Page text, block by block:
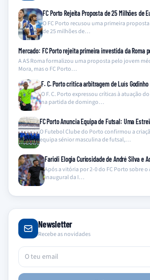
FC Porto Rejeita Proposta de 25 Milhões de
O FC Porto recusou uma primeira
de 25 milhões de…
Mercado: FC Porto rejeita primeira investida da Roma
A AS Roma formalizou uma proposta pelo jovem
Mora, mas o FC Porto…
F. C. Porto critica arbitragem de Luís
O F. C. Porto expressou críticas à atuação
na partida de domingo…
FC Porto Anuncia Equipa de Futsal: Uma
O Futebol Clube do Porto confirmou a
equipa sénior masculina de futsal,…
Farioli Elogia Curiosidade de André Silva e
Após a vitória por 2-0 do FC Porto sobre
inaugural da I…
Newsletter
Recebe as novidades